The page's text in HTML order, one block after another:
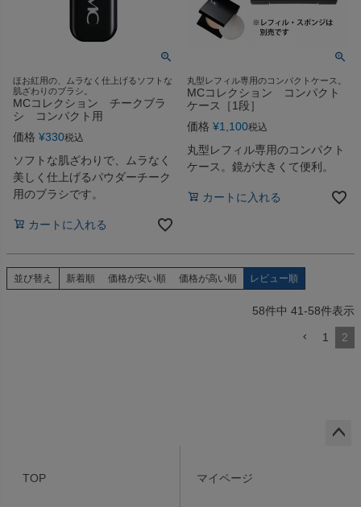
ほお紅用の、ムラなく仕上げるソフトな
肌ざわりのブラシ。
MCコレクション チークブラ
シ コンパクト用
価格 ¥330税込
ソフトな肌ざわりで、ムラなく
美しく仕上げるパウダーチーク
用のブラシです。
カートに入れる
丸型レフィル専用のコンパクトケース。
MCコレクション コンパクト
ケース［1段］
価格 ¥1,100税込
丸型レフィル専用のコンパクト
ケース。鏡が大きくて便利。
カートに入れる
並び替え 新着順 価格が安い順 価格が高い順 レビュー順
58件中 41-58件表示
1 2
TOP マイページ